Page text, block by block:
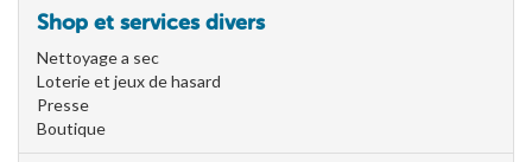
Shop et services divers
Nettoyage a sec
Loterie et jeux de hasard
Presse
Boutique